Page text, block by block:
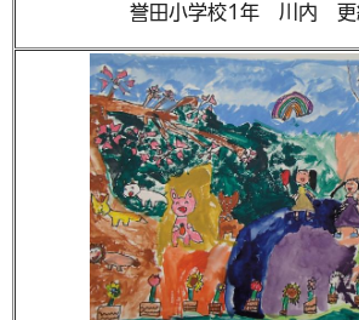
誉田小学校1年 川内 更